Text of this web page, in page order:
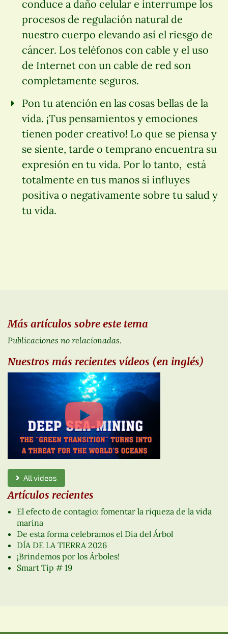
conduce a daño celular e interrumpe los
procesos de regulación natural de
nuestro cuerpo elevando así el riesgo de
cáncer. Los teléfonos con cable y el uso
de Internet con un cable de red son
completamente seguros.
Pon tu atención en las cosas bellas de la
vida. ¡Tus pensamientos y emociones
tienen poder creativo! Lo que se piensa y
se siente, tarde o temprano encuentra su
expresión en tu vida. Por lo tanto, está
totalmente en tus manos si influyes
positiva o negativamente sobre tu salud y
tu vida.
Más artículos sobre este tema
Publicaciones no relacionadas.
Nuestros más recientes vídeos (en inglés)
All videos
Artículos recientes
El efecto de contagio: fomentar la riqueza de la vida
marina
De esta forma celebramos el Día del Árbol
DÍA DE LA TIERRA 2026
¡Brindemos por los Árboles!
Smart Tip # 19